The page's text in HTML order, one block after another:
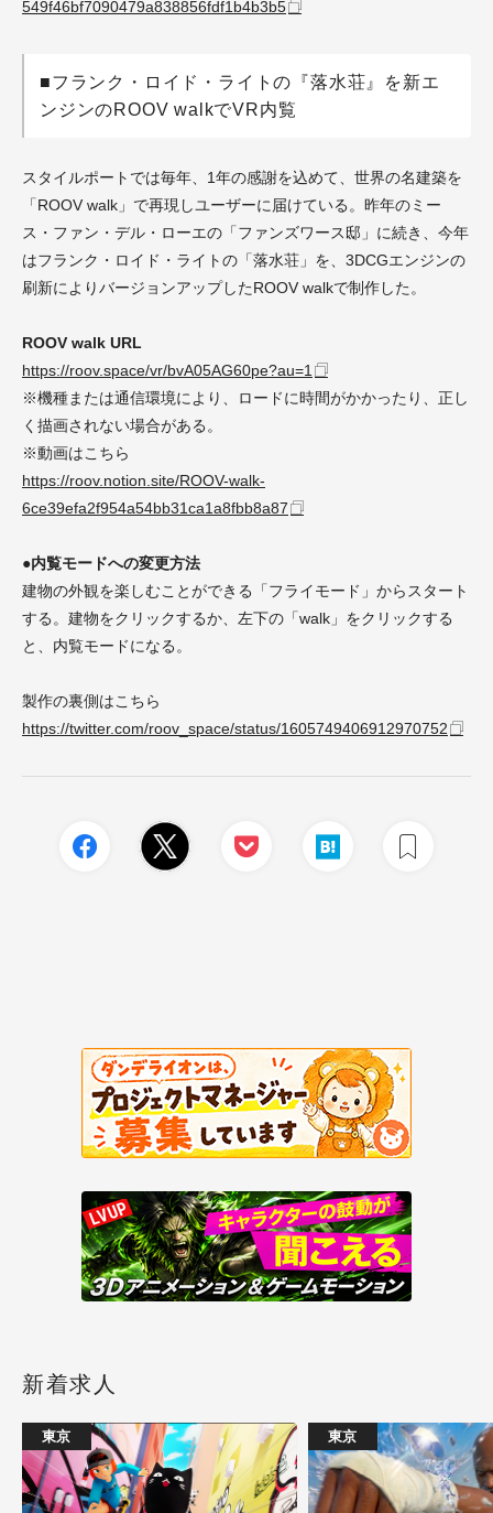
549f46bf7090479a838856fdf1b4b3b5
■フランク・ロイド・ライトの『落水荘』を新エ
ンジンのROOV walkでVR内覧
スタイルポートでは毎年、1年の感謝を込めて、世界の名建築を
「ROOV walk」で再現しユーザーに届けている。昨年のミー
ス・ファン・デル・ローエの「ファンズワース邸」に続き、今年
はフランク・ロイド・ライトの「落水荘」を、3DCGエンジンの
刷新によりバージョンアップしたROOV walkで制作した。
ROOV walk URL
https://roov.space/vr/bvA05AG60pe?au=1
※機種または通信環境により、ロードに時間がかかったり、正し
く描画されない場合がある。
※動画はこちら
https://roov.notion.site/ROOV-walk-
6ce39efa2f954a54bb31ca1a8fbb8a87
●内覧モードへの変更方法
建物の外観を楽しむことができる「フライモード」からスタート
する。建物をクリックするか、左下の「walk」をクリックする
と、内覧モードになる。
製作の裏側はこちら
https://twitter.com/roov_space/status/1605749406912970752
新着求人
東京 東京